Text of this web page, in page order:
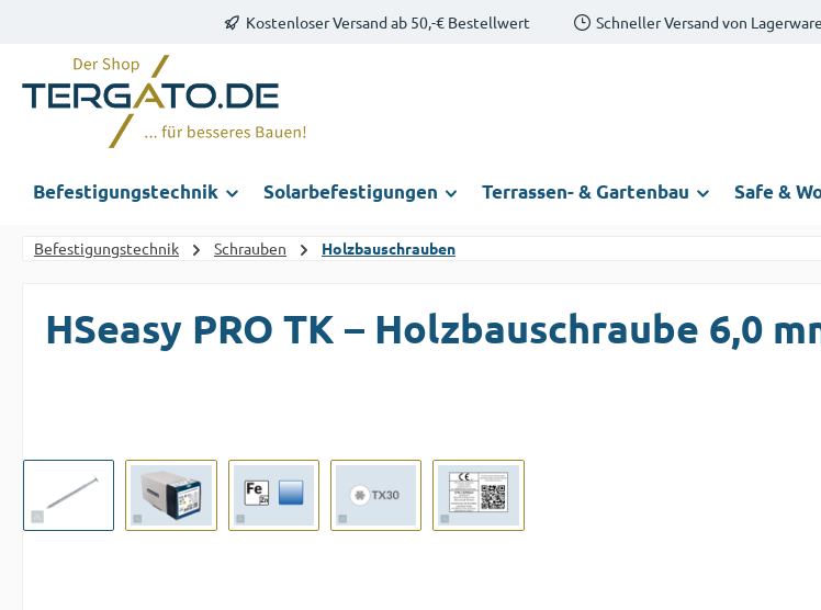
Zur Hauptnavigation springenKostenloser Versand ab 50,-€ Bestellwert Schneller Versand von Lagerware
Befestigungstechnik Solarbefestigungen Terrassen- & Gartenbau Safe &
Befestigungstechnik Schrauben Holzbauschrauben
HSeasy PRO TK – Holzbauschraube 6,0
Bildergalerie überspringen